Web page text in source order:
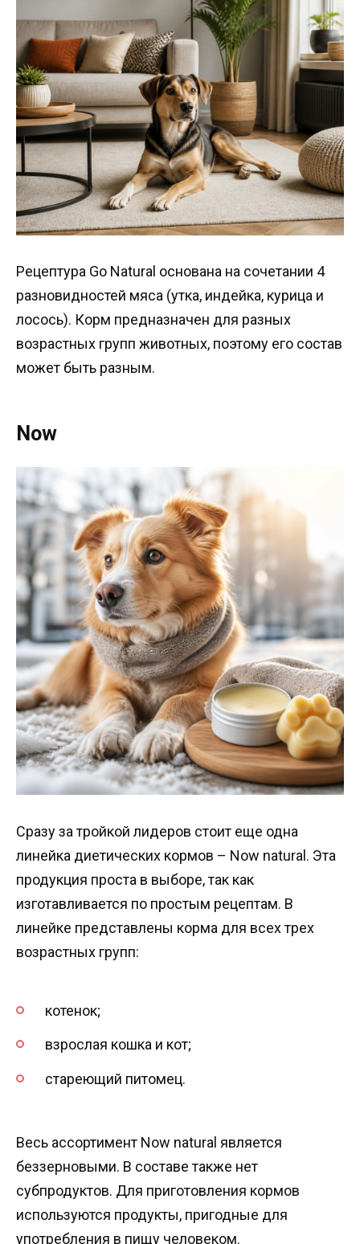
Рецептура Go Natural основана на сочетании 4
разновидностей мяса (утка, индейка, курица и
лосось). Корм предназначен для разных
возрастных групп животных, поэтому его состав
может быть разным.
Now
Сразу за тройкой лидеров стоит еще одна
линейка диетических кормов – Now natural. Эта
продукция проста в выборе, так как
изготавливается по простым рецептам. В
линейке представлены корма для всех трех
возрастных групп:
котенок;
взрослая кошка и кот;
стареющий питомец.
Весь ассортимент Now natural является
беззерновыми. В составе также нет
субпродуктов. Для приготовления кормов
используются продукты, пригодные для
употребления в пищу человеком.